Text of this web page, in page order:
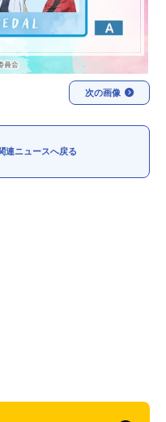
次の画像
連ニュースへ戻る